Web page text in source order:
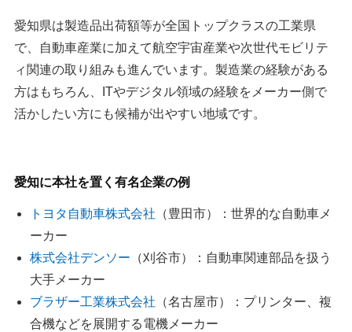
したい方におすすめ
6：Achieve Career｜静岡・愛知の製造系・IT系エンジニ
アにおすすめ
7：パーソネル｜名古屋・東海エリアに特化した転職エー
ジェント
1.登録後は1～2週間に一度は連絡を入れる
2.過去の経歴やスキルに嘘をつかない
3.同じ案件に複数の転職エージェントから応募しない
4.合わない担当エージェントは変更してもらう
愛知の転職エージェントまとめ
愛知県は製造品出荷額等が全国トップクラスの工業県
で、自動車産業に加えて航空宇宙産業や次世代モビリテ
ィ関連の取り組みも進んでいます。製造業の経験がある
方はもちろん、ITやデジタル領域の経験をメーカー側で
活かしたい方にも候補が出やすい地域です。
愛知に本社を置く有名企業の例
トヨタ自動車株式会社 （豊田市）：世界的な自動車メ
ーカー
株式会社デンソー （刈谷市）：自動車関連部品を扱う
大手メーカー
ブラザー工業株式会社 （名古屋市）：プリンター、複
合機などを展開する電機メーカー